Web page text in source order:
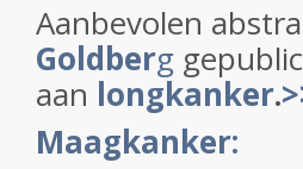
Aanbevolen
Goldberg
aan longkanker.
Maagkanker: